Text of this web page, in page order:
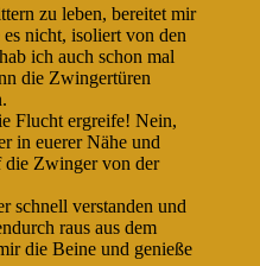
zu leben, bereitet mir
nicht, isoliert von den
ich auch schon mal
die Zwingertüren
Flucht ergreife! Nein,
in euerer Nähe und
die Zwinger von der
schnell verstanden und
raus aus dem
die Beine und genieße